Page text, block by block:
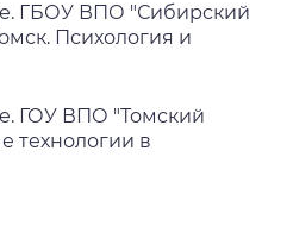
ГБОУ ВПО "Сибирский
Психология и
ГОУ ВПО "Томский
технологии в
Томский государственный